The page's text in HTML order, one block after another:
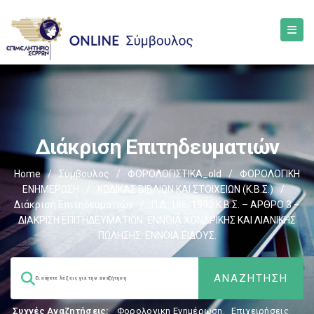
Διάκριση Επιτηδευματιών
Home / Σύμβουλος / ΦΟΡΟΛΟΓΙΣΤΙΚΑ_old /
ΦΟΡΟΛΟΓΙΚΗ
ΕΝΗΜΕΡΩΣΗ
ΚΩΔΙΚΑΣ ΒΙΒΛΙΩΝ ΚΑΙ ΣΤΟΙΧΕΙΩΝ (Κ.Β.Σ.)
/
Διάκριση Επιτηδευματιών
/
Π.Δ. 186/1992 Κ.Β.Σ. – ΑΡΘΡΟ 3 –
ΔΙΑΚΡΙΣΗ ΕΠΙΤΗΔΕΥΜΑΤΙΩΝ. ΕΝΝΟΙΑ ΧΟΝΔΡΙΚΗΣ ΚΑΙ ΛΙΑΝΙΚΗΣ
ΠΩΛΗΣΗΣ. ΕΝΝΟΙΑ ΕΙΔΟΥΣ.
Συχνές Αναζητήσεις: Φορολογικη Ενημέρωση, Επιχειρήσεις